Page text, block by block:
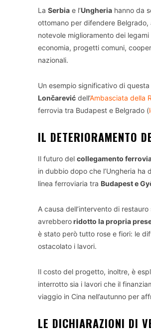
La Serbia e l’Ungheria hanno da
ottomano per difendere
notevole miglioramento dei
economia, progetti comuni,
nazionali.
Un esempio significativo di
Lončarević dell’Ambasciata della
ferrovia tra Budapest e Belgrado (
IL DETERIORAMENTO
Il futuro del collegamento
in dubbio dopo che l’Ungheria
linea ferroviaria tra Budapest e
A causa dell’intervento di
avrebberoridotto la propria
è stato però tutto rose e fiori: le
ostacolato i lavori.
Il costo del progetto, inoltre, è
interrotto sia i lavori che il
viaggio in Cina nell’autunno per
LE DICHIARAZIONI DI